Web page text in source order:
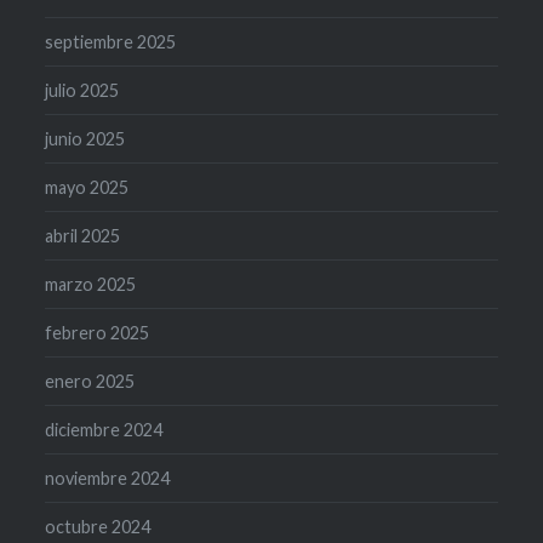
septiembre 2025
julio 2025
junio 2025
mayo 2025
abril 2025
marzo 2025
febrero 2025
enero 2025
diciembre 2024
noviembre 2024
octubre 2024